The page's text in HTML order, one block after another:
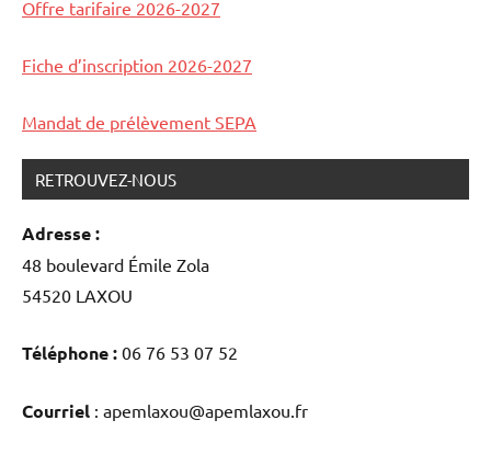
CILM,
concerts
Offre tarifaire 2026-2027
Fiche d’inscription 2026-2027
Mandat de prélèvement SEPA
RETROUVEZ-NOUS
Adresse :
48 boulevard Émile Zola
54520 LAXOU
Téléphone : 06 76 53 07 52
Courriel : apemlaxou@apemlaxou.fr